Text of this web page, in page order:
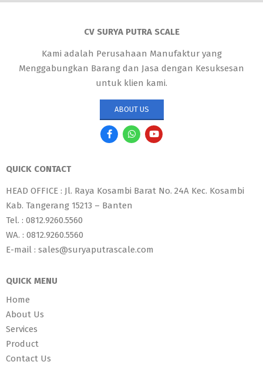
CV SURYA PUTRA SCALE
Kami adalah Perusahaan Manufaktur yang
Menggabungkan Barang dan Jasa dengan Kesuksesan
untuk klien kami.
ABOUT US
QUICK CONTACT
HEAD OFFICE : Jl. Raya Kosambi Barat No. 24A Kec. Kosambi
Kab. Tangerang 15213 – Banten
Tel. : 0812.9260.5560
WA. : 0812.9260.5560
E-mail : sales@suryaputrascale.com
QUICK MENU
Home
About Us
Services
Product
Contact Us